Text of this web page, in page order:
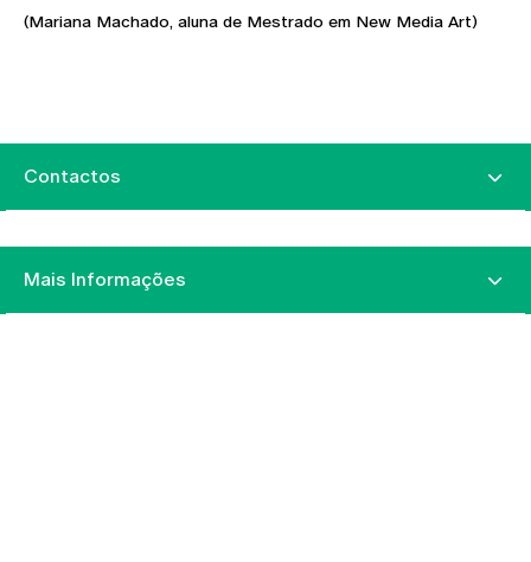
(Mariana Machado, aluna de Mestrado em New Media Art)
Contactos
Mais Informações